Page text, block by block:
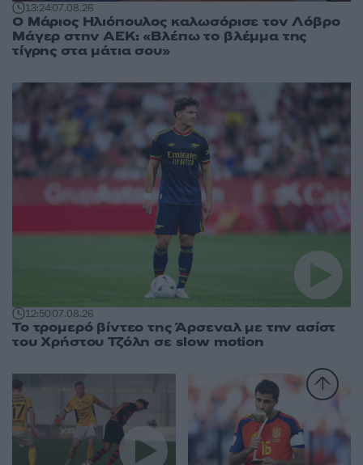
13:2407.08.26
Ο Μάριος Ηλιόπουλος καλωσόρισε τον Λόβρο
Μάγερ στην ΑΕΚ: «Βλέπω το βλέμμα της
τίγρης στα μάτια σου»
12:5007.08.26
Το τρομερό βίντεο της Άρσεναλ με την ασίστ
του Χρήστου Τζόλη σε slow motion